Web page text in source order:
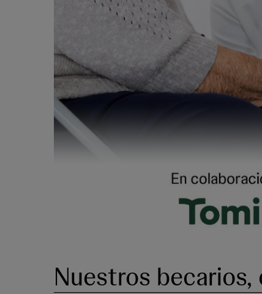
Nuestros becarios,